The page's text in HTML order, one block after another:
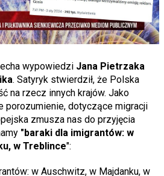
wypowiedzi Jana Pietrzaka
. Satyryk stwierdził, że Polska
na rzecz innych krajów. Jako
porozumienie, dotyczące migracji
zmusza nas do przyjęcia
"baraki dla imigrantów: w
w Treblince":
w Auschwitz, w Majdanku, w